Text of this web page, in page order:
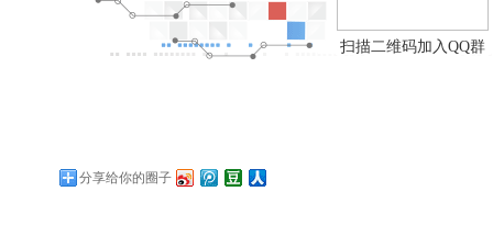
扫描二维码加入QQ群
分享给你的圈子